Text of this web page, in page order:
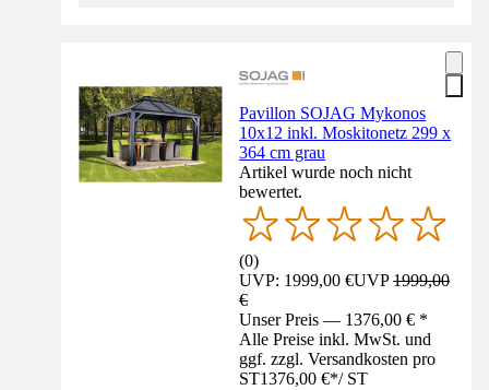
Pavillon SOJAG Mykonos
10x12 inkl. Moskitonetz 299 x
364 cm grau
Artikel wurde noch nicht
bewertet.
(0)
UVP: 1999,00 €UVP1999,00
€
Unser Preis — 1376,00 € *
Alle Preise inkl. MwSt. und
ggf. zzgl. Versandkosten pro
ST1376,00 €*/ ST